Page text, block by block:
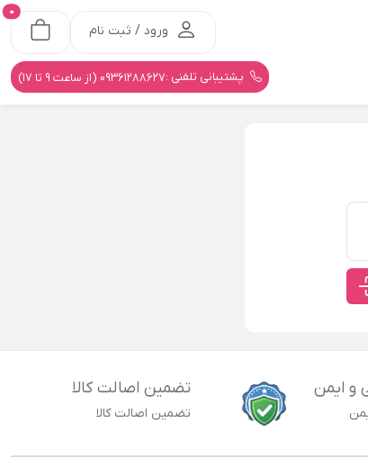
ورود / ثبت نام
0
پشتیبانی تلفنی :09361288627 (از ساعت 9 تا 17)
و ایمن تضمین اصالت کالا
تضمین اصالت کالا